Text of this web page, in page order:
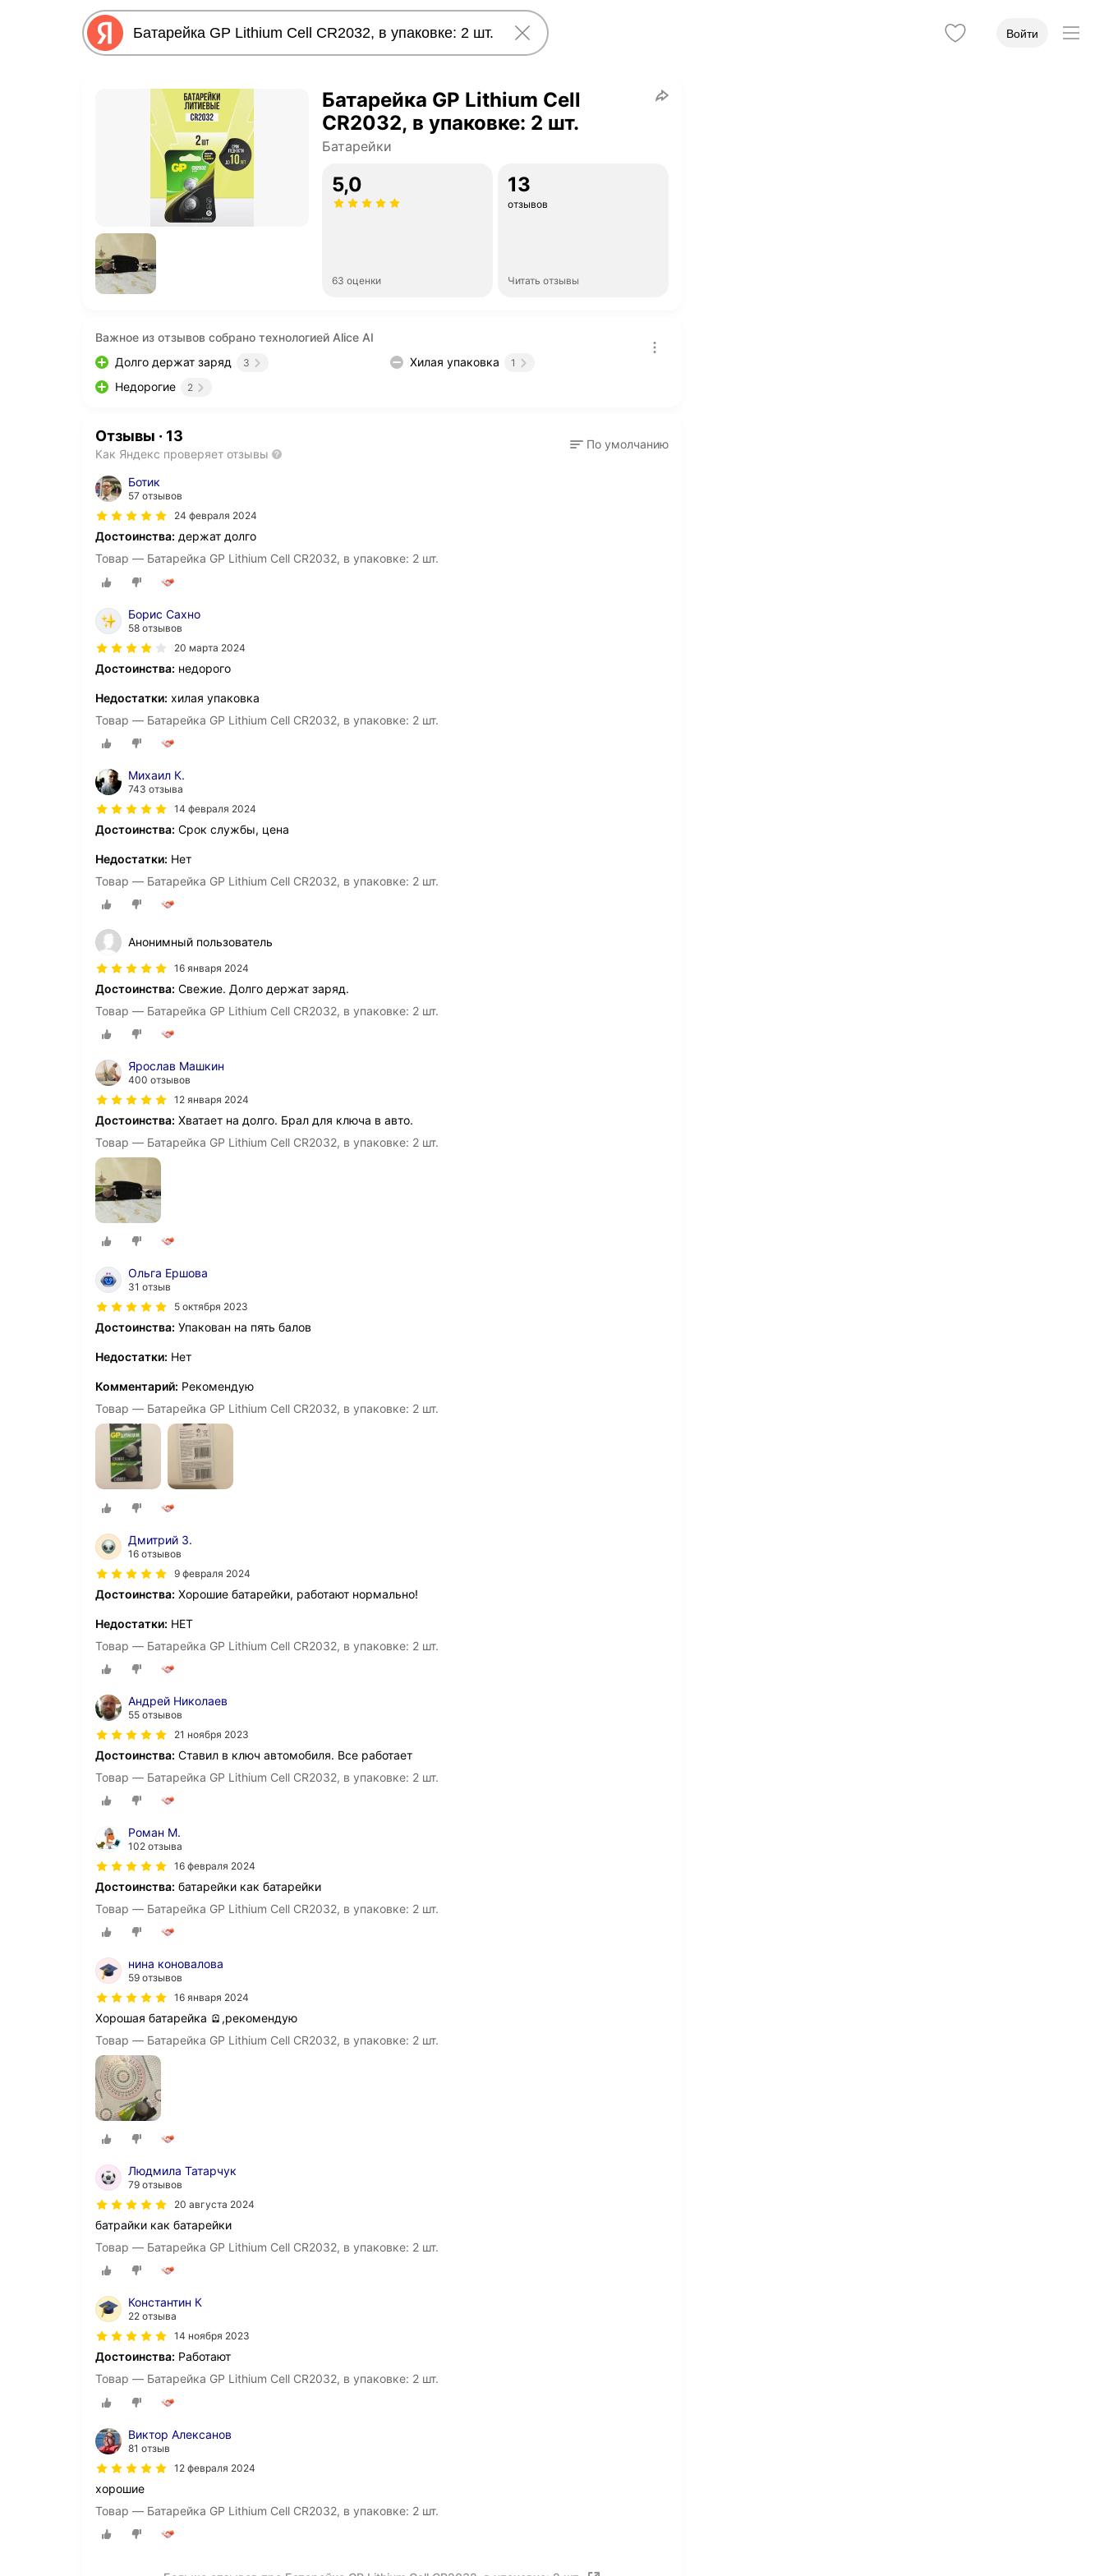
Войти
Батарейка GP Lithium Cell
CR2032, в упаковке: 2 шт.
Батарейки
5,0
63 оценки
13
отзывов
Читать отзывы
Важное из отзывов собрано технологией Alice AI
Долго держат заряд
3
Недорогие 2
Хилая упаковка 1
Отзывы · 13
Как Яндекс проверяет отзывы
По умолчанию
Ботик
57 отзывов
24 февраля 2024
Достоинства: держат долго
Товар — Батарейка GP Lithium Cell CR2032, в упаковке: 2 шт.
Борис Сахно
58 отзывов
20 марта 2024
Достоинства: недорого
Недостатки: хилая упаковка
Товар — Батарейка GP Lithium Cell CR2032, в упаковке: 2 шт.
Михаил К.
743 отзыва
14 февраля 2024
Достоинства: Срок службы, цена
Недостатки: Нет
Товар — Батарейка GP Lithium Cell CR2032, в упаковке: 2 шт.
Анонимный пользователь
16 января 2024
Достоинства: Свежие. Долго держат заряд.
Товар — Батарейка GP Lithium Cell CR2032, в упаковке: 2 шт.
Ярослав Машкин
400 отзывов
12 января 2024
Достоинства: Хватает на долго. Брал для ключа в авто.
Товар — Батарейка GP Lithium Cell CR2032, в упаковке: 2 шт.
Ольга Ершова
31 отзыв
5 октября 2023
Достоинства: Упакован на пять балов
Недостатки: Нет
Комментарий: Рекомендую
Товар — Батарейка GP Lithium Cell CR2032, в упаковке: 2 шт.
Дмитрий З.
16 отзывов
9 февраля 2024
Достоинства: Хорошие батарейки, работают нормально!
Недостатки: НЕТ
Товар — Батарейка GP Lithium Cell CR2032, в упаковке: 2 шт.
Андрей Николаев
55 отзывов
21 ноября 2023
Достоинства: Ставил в ключ автомобиля. Все работает
Товар — Батарейка GP Lithium Cell CR2032, в упаковке: 2 шт.
Роман М.
102 отзыва
16 февраля 2024
Достоинства: батарейки как батарейки
Товар — Батарейка GP Lithium Cell CR2032, в упаковке: 2 шт.
нина коновалова
59 отзывов
16 января 2024
Хорошая батарейка 🪫,рекомендую
Товар — Батарейка GP Lithium Cell CR2032, в упаковке: 2 шт.
Людмила Татарчук
79 отзывов
20 августа 2024
батрайки как батарейки
Товар — Батарейка GP Lithium Cell CR2032, в упаковке: 2 шт.
Константин К
22 отзыва
14 ноября 2023
Достоинства: Работают
Товар — Батарейка GP Lithium Cell CR2032, в упаковке: 2 шт.
Виктор Алексанов
81 отзыв
12 февраля 2024
хорошие
Товар — Батарейка GP Lithium Cell CR2032, в упаковке: 2 шт.